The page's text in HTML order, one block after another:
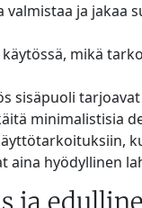
ja jakaa
mikä
sisäpuoli
minimalistisia
aina hyödyllinen